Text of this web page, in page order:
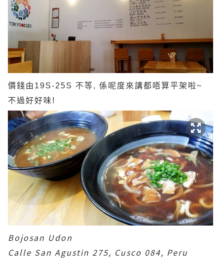
價錢由19S-25S 不等, 係呢度來講都唔算平架啦~
不過好好味!
Bojosan Udon
Calle San Agustin 275, Cusco 084, Peru